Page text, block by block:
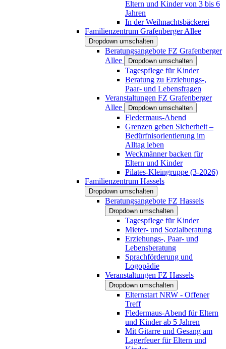
Eltern und Kinder von 3 bis 6
Jahren
In der Weihnachtsbäckerei
Familienzentrum Grafenberger Allee
Dropdown umschalten
Beratungsangebote FZ Grafenberger
Allee
Dropdown umschalten
Tagespflege für Kinder
Beratung zu Erziehungs-,
Paar- und Lebensfragen
Veranstaltungen FZ Grafenberger
Allee
Dropdown umschalten
Fledermaus-Abend
Grenzen geben Sicherheit –
Bedürfnisorientierung im
Alltag leben
Weckmänner backen für
Eltern und Kinder
Pilates-Kleingruppe (3-2026)
Familienzentrum Hassels
Dropdown umschalten
Beratungsangebote FZ Hassels
Dropdown umschalten
Tagespflege für Kinder
Mieter- und Sozialberatung
Erziehungs-, Paar- und
Lebensberatung
Sprachförderung und
Logopädie
Veranstaltungen FZ Hassels
Dropdown umschalten
Elternstart NRW - Offener
Treff
Fledermaus-Abend für Eltern
und Kinder ab 5 Jahren
Mit Gitarre und Gesang am
Lagerfeuer für Eltern und